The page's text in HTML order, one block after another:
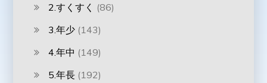
2.すくすく (86)
3.年少 (143)
4.年中 (149)
5.年長 (192)